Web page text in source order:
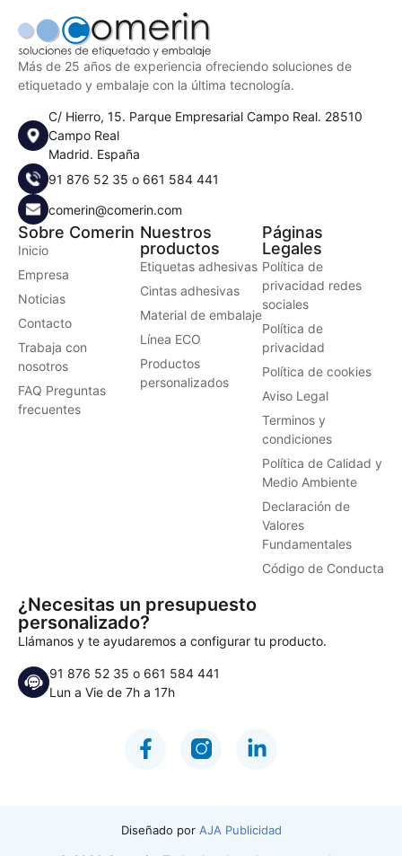
Más de 25 años de experiencia ofreciendo soluciones de
etiquetado y embalaje con la última tecnología.
C/ Hierro, 15. Parque Empresarial Campo Real. 28510
Campo Real
Madrid. España
91 876 52 35 o 661 584 441
comerin@comerin.com
Sobre Comerin
Inicio
Empresa
Noticias
Contacto
Trabaja con
nosotros
FAQ Preguntas
frecuentes
Nuestros
productos
Etiquetas adhesivas
Cintas adhesivas
Material de embalaje
Línea ECO
Productos
personalizados
Páginas
Legales
Política de
privacidad redes
sociales
Política de
privacidad
Política de cookies
Aviso Legal
Terminos y
condiciones
Política de Calidad y
Medio Ambiente
Declaración de
Valores
Fundamentales
Código de Conducta
¿Necesitas un presupuesto
personalizado?
Llámanos y te ayudaremos a configurar tu producto.
91 876 52 35 o 661 584 441
Lun a Vie de 7h a 17h
Diseñado por AJA Publicidad